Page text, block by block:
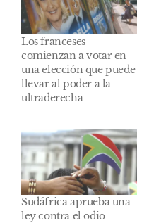
Los franceses
comienzan a votar en
una elección que puede
llevar al poder a la
ultraderecha
Sudáfrica aprueba una
ley contra el odio